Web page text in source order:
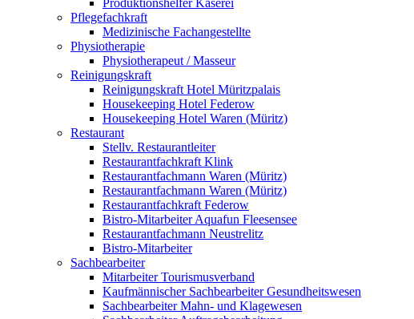
Pflegefachkraft
Medizinische Fachangestellte
Physiotherapie
Physiotherapeut / Masseur
Reinigungskraft
Reinigungskraft Hotel Müritzpalais
Housekeeping Hotel Federow
Housekeeping Hotel Waren (Müritz)
Restaurant
Stellv. Restaurantleiter
Restaurantfachkraft Klink
Restaurantfachmann Waren (Müritz)
Restaurantfachmann Waren (Müritz)
Restaurantfachkraft Federow
Bistro-Mitarbeiter Aquafun Fleesensee
Restaurantfachmann Neustrelitz
Bistro-Mitarbeiter
Sachbearbeiter
Mitarbeiter Tourismusverband
Kaufmännischer Sachbearbeiter Gesundheitswesen
Sachbearbeiter Mahn- und Klagewesen